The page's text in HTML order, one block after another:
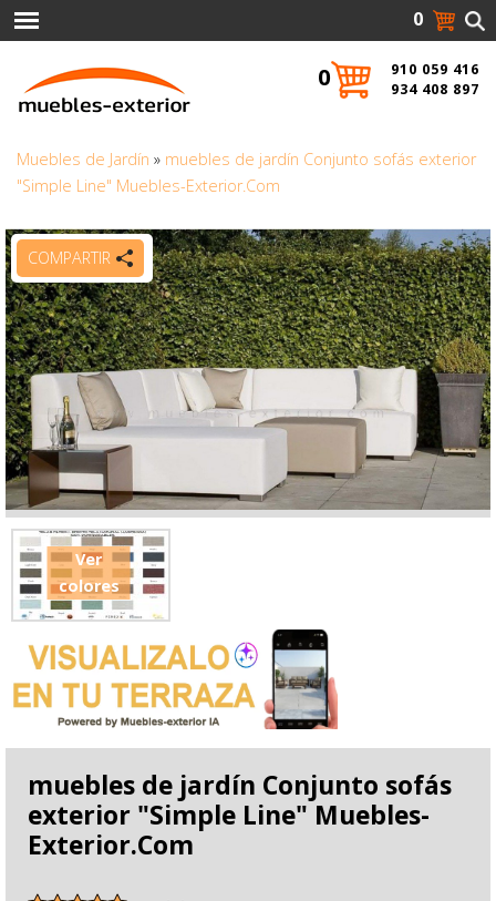
Muebles de Jardín » muebles de jardín Conjunto sofás exterior
"Simple Line" Muebles-Exterior.Com
COMPARTIR
Ver
colores
muebles de jardín Conjunto sofás
exterior "Simple Line" Muebles-
Exterior.Com
910 059 416
934 408 897
0
0